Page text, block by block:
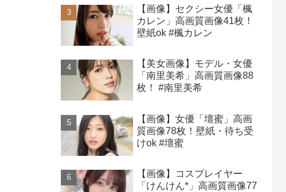
【画像】セクシー女優「楓
カレン」高画質画像41枚！
壁紙ok #楓カレン
【美女画像】モデル・女優
「南里美希」高画質画像88
枚！ #南里美希
【画像】女優「壇蜜」高画
質画像78枚！壁紙・待ち受
けok #壇蜜
【画像】コスプレイヤー
「けんけん*」高画質画像77